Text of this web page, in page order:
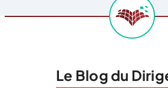
Le Blog du